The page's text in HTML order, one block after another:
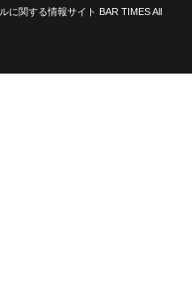
に関する情報サイト BAR TIMES All